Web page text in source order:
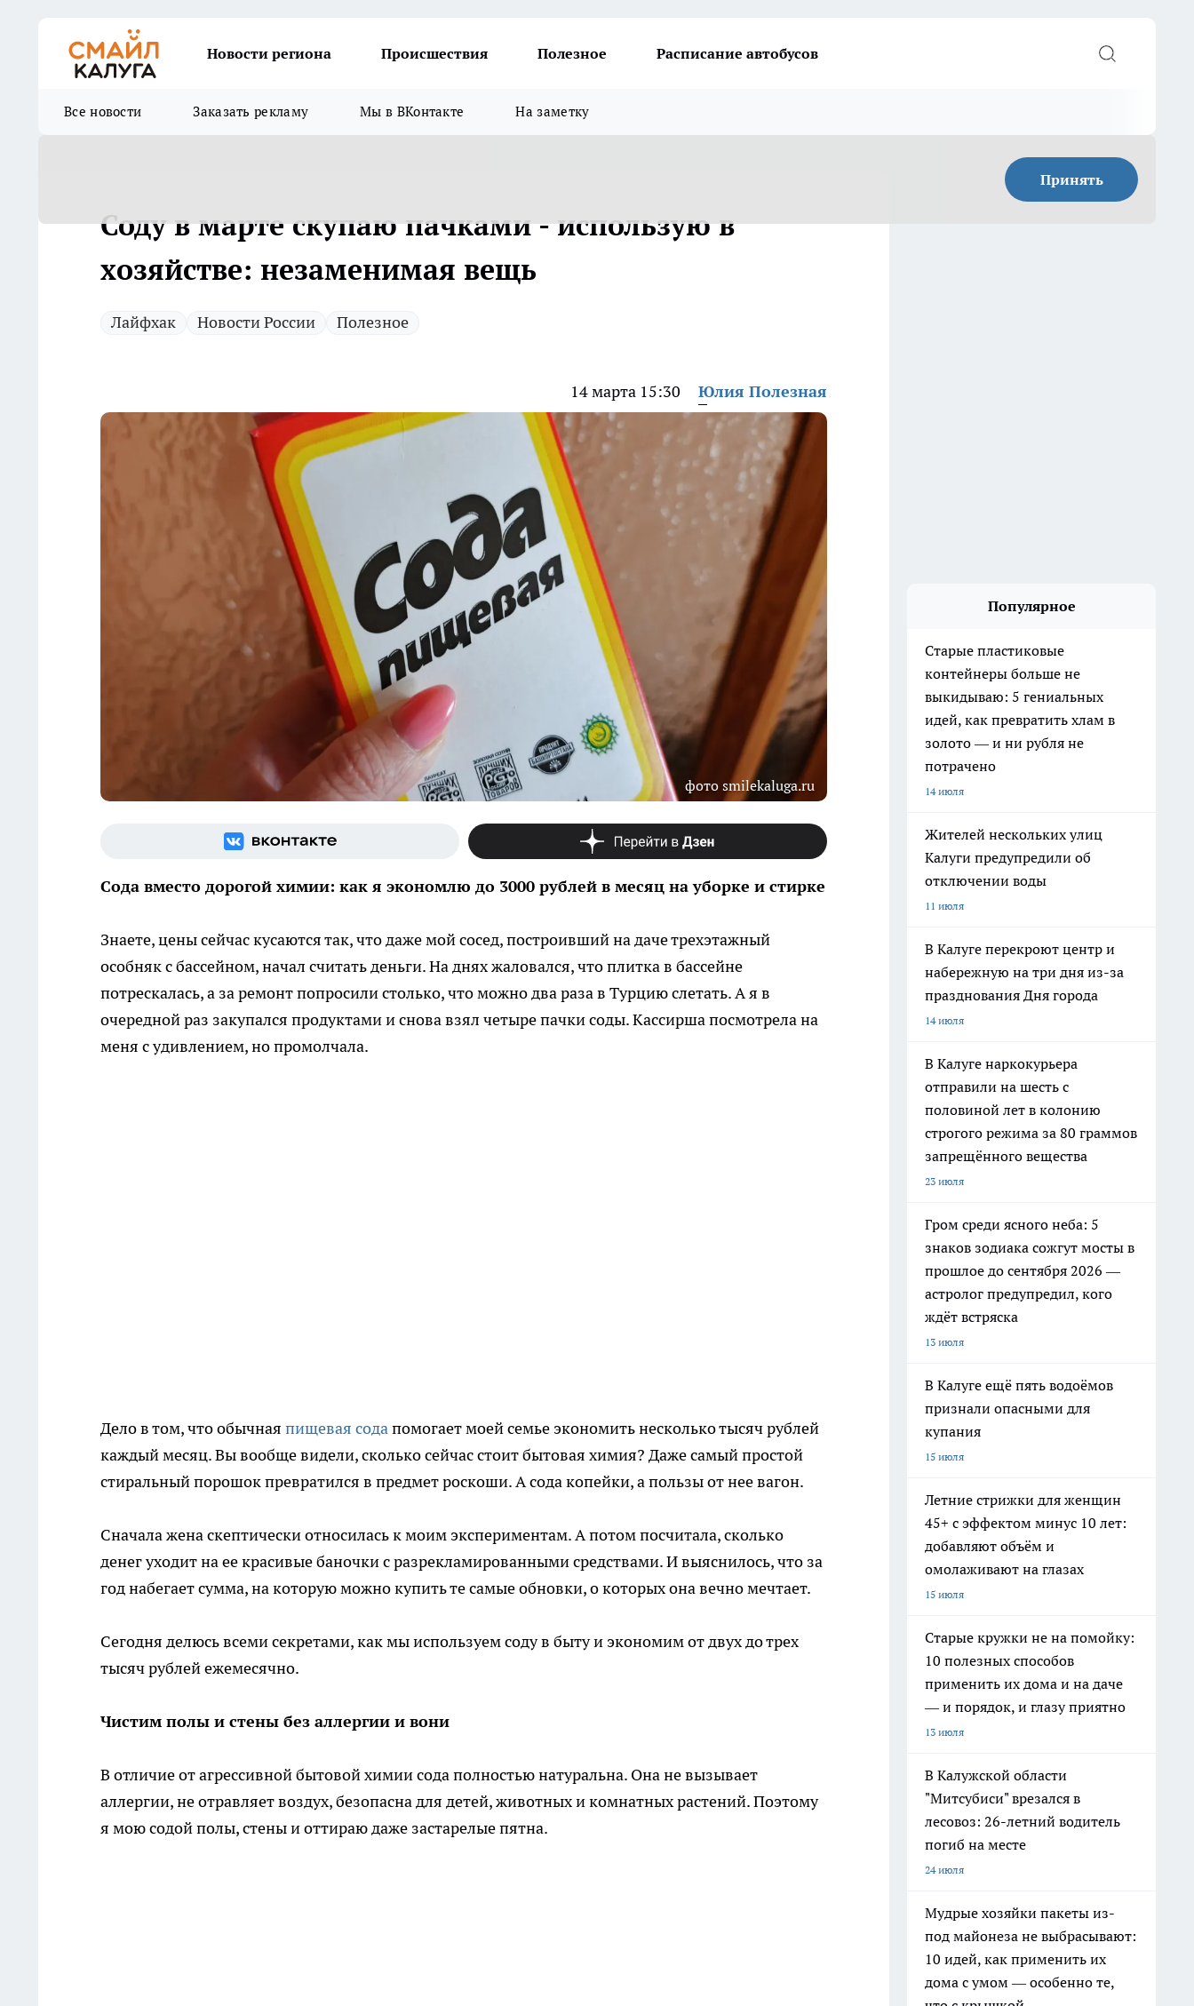
Новости региона Происшествия Полезное Расписание автобусов
Все новости Заказать рекламу Мы в ВКонтакте На заметку
Принять
Соду в марте скупаю пачками - использую в
хозяйстве: незаменимая вещь
Лайфхак Новости России Полезное
14 марта 15:30 Юлия Полезная
фото smilekaluga.ru
Сода вместо дорогой химии: как я экономлю до 3000 рублей в месяц на уборке и стирке
Знаете, цены сейчас кусаются так, что даже мой сосед, построивший на даче трехэтажный
особняк с бассейном, начал считать деньги. На днях жаловался, что плитка в бассейне
потрескалась, а за ремонт попросили столько, что можно два раза в Турцию слетать. А я в
очередной раз закупался продуктами и снова взял четыре пачки соды. Кассирша посмотрела на
меня с удивлением, но промолчала.
Дело в том, что обычная пищевая содапомогает моей семье экономить несколько тысяч рублей
каждый месяц. Вы вообще видели, сколько сейчас стоит бытовая химия? Даже самый простой
стиральный порошок превратился в предмет роскоши. А сода копейки, а пользы от нее вагон.
Сначала жена скептически относилась к моим экспериментам. А потом посчитала, сколько
денег уходит на ее красивые баночки с разрекламированными средствами. И выяснилось, что за
год набегает сумма, на которую можно купить те самые обновки, о которых она вечно мечтает.
Сегодня делюсь всеми секретами, как мы используем соду в быту и экономим от двух до трех
тысяч рублей ежемесячно.
Чистим полы и стены без аллергии и вони
В отличие от агрессивной бытовой химии сода полностью натуральна. Она не вызывает
аллергии, не отравляет воздух, безопасна для детей, животных и комнатных растений. Поэтому
я мою содой полы, стены и оттираю даже застарелые пятна.
Популярное
Старые пластиковые
контейнеры больше не
выкидываю: 5 гениальных
идей, как превратить хлам в
золото — и ни рубля не
потрачено
14 июля
Жителей нескольких улиц
Калуги предупредили об
отключении воды
11 июля
В Калуге перекроют центр и
набережную на три дня из-за
празднования Дня города
14 июля
В Калуге наркокурьера
отправили на шесть с
половиной лет в колонию
строгого режима за 80 граммов
запрещённого вещества
23 июля
Гром среди ясного неба: 5
знаков зодиака сожгут мосты в
прошлое до сентября 2026 —
астролог предупредил, кого
ждёт встряска
13 июля
В Калуге ещё пять водоёмов
признали опасными для
купания
15 июля
Летние стрижки для женщин
45+ с эффектом минус 10 лет:
добавляют объём и
омолаживают на глазах
15 июля
Старые кружки не на помойку:
10 полезных способов
применить их дома и на даче
— и порядок, и глазу приятно
13 июля
В Калужской области
"Митсубиси" врезался в
лесовоз: 26-летний водитель
погиб на месте
24 июля
Мудрые хозяйки пакеты из-
под майонеза не выбрасывают:
10 идей, как применить их
дома с умом — особенно те,